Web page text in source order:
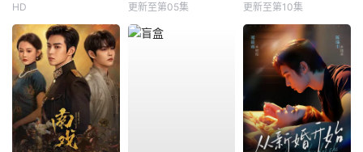
HD 更新至第05集 更新至第10集